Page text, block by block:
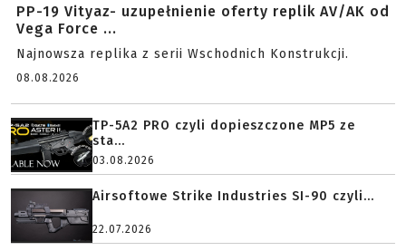
PP-19 Vityaz- uzupełnienie oferty replik AV/AK od
Vega Force ...
Najnowsza replika z serii Wschodnich Konstrukcji.
08.08.2026
TP-5A2 PRO czyli dopieszczone MP5 ze
sta...
03.08.2026
Airsoftowe Strike Industries SI-90 czyli...
22.07.2026